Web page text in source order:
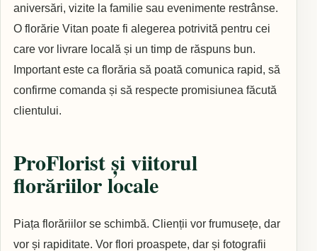
aniversări, vizite la familie sau evenimente restrânse.
O florărie Vitan poate fi alegerea potrivită pentru cei
care vor livrare locală și un timp de răspuns bun.
Important este ca florăria să poată comunica rapid, să
confirme comanda și să respecte promisiunea făcută
clientului.
ProFlorist și viitorul
florăriilor locale
Piața florăriilor se schimbă. Clienții vor frumusețe, dar
vor și rapiditate. Vor flori proaspete, dar și fotografii